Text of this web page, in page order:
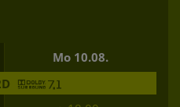
Mo 10.08.